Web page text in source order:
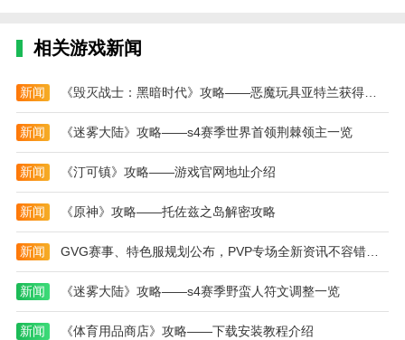
3、【多样化互动机制，喂食换装趣味满满】与鱼
儿亲密互动，触发专属动作和隐藏彩蛋，提升幸福指
数；
4、【离线收益系统贴心设计，轻松养鱼无压力】
即使离线也能持续收获金币和经验，助力轻松成长。
养鱼达人3D游戏测评
养鱼达人3D游戏是一款兼具观赏性与养成趣味的治
愈系模拟游戏。无论是喜欢安静放松的玩家，还是热衷
于收集解锁的养成控，都能在这个梦幻的水族世界中找
到属于自己的节奏。高清3D画质展现出令人惊叹的海底
细节，搭配治愈系音效与丰富鱼种，为玩家打造一个如
梦似幻的水下空间。无论你是上班族、学生党还是萌新
相关游戏新闻
新闻 《毁灭战士：黑暗时代》攻略——恶魔玩具亚特兰获得位置介绍
新闻 《迷雾大陆》攻略——s4赛季世界首领荆棘领主一览
新闻 《汀可镇》攻略——游戏官网地址介绍
新闻 《原神》攻略——托佐兹之岛解密攻略
新闻 GVG赛事、特色服规划公布，PVP专场全新资讯不容错过！互通版最新进度爆料～
新闻 《迷雾大陆》攻略——s4赛季野蛮人符文调整一览
新闻 《体育用品商店》攻略——下载安装教程介绍